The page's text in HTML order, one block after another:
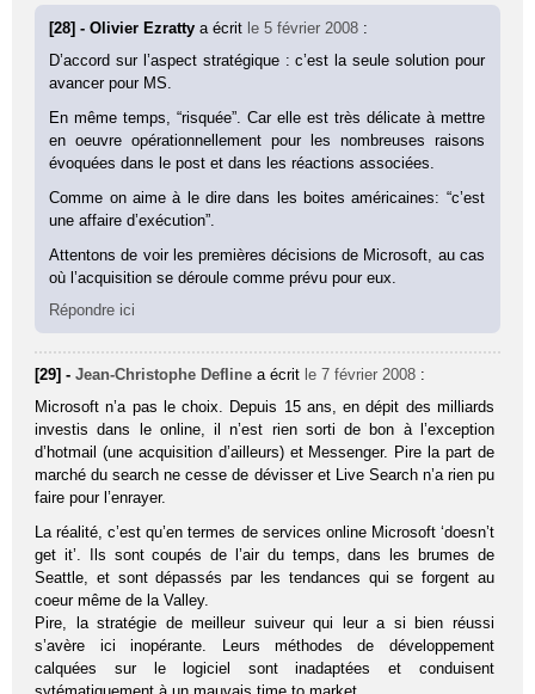
[28] - Olivier Ezrattya écrit le 5 février 2008 :
D’accord sur l’aspect stratégique : c’est la seule solution pour
avancer pour MS.
En même temps, “risquée”. Car elle est très délicate à mettre
en oeuvre opérationnellement pour les nombreuses raisons
évoquées dans le post et dans les réactions associées.
Comme on aime à le dire dans les boites américaines: “c’est
une affaire d’exécution”.
Attentons de voir les premières décisions de Microsoft, au cas
où l’acquisition se déroule comme prévu pour eux.
Répondre ici
[29] -Jean-Christophe Defline a écrit le 7 février 2008 :
Microsoft n’a pas le choix. Depuis 15 ans, en dépit des milliards
investis dans le online, il n’est rien sorti de bon à l’exception
d’hotmail (une acquisition d’ailleurs) et Messenger. Pire la part de
marché du search ne cesse de dévisser et Live Search n’a rien pu
faire pour l’enrayer.
La réalité, c’est qu’en termes de services online Microsoft ‘doesn’t
get it’. Ils sont coupés de l’air du temps, dans les brumes de
Seattle, et sont dépassés par les tendances qui se forgent au
coeur même de la Valley.
Pire, la stratégie de meilleur suiveur qui leur a si bien réussi
s’avère ici inopérante. Leurs méthodes de développement
calquées sur le logiciel sont inadaptées et conduisent